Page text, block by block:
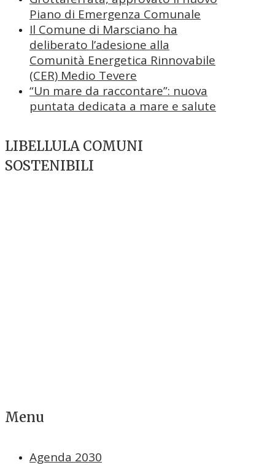
Piano di Emergenza Comunale
Il Comune di Marsciano ha
deliberato l’adesione alla
Comunità Energetica Rinnovabile
(CER) Medio Tevere
“Un mare da raccontare”: nuova
puntata dedicata a mare e salute
LIBELLULA COMUNI
SOSTENIBILI
Menu
Agenda 2030